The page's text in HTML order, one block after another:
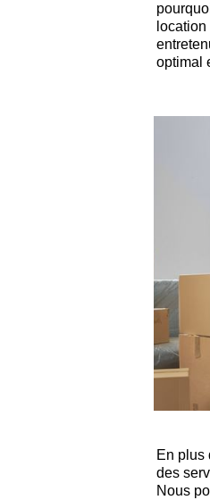
optimal
En plus
des
Nous